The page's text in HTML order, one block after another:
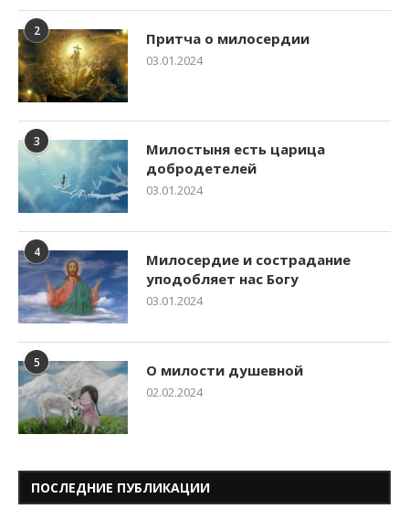
2 Притча о милосердии
03.01.2024
3
Милостыня есть царица
добродетелей
03.01.2024
4
Милосердие и сострадание
уподобляет нас Богу
03.01.2024
5 О милости душевной
02.02.2024
ПОСЛЕДНИЕ ПУБЛИКАЦИИ